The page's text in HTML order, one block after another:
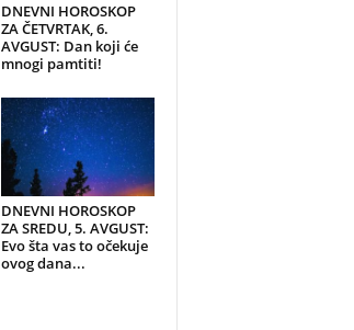
DNEVNI HOROSKOP
ZA ČETVRTAK, 6.
AVGUST: Dan koji će
mnogi pamtiti!
DNEVNI HOROSKOP
ZA SREDU, 5. AVGUST:
Evo šta vas to očekuje
ovog dana...